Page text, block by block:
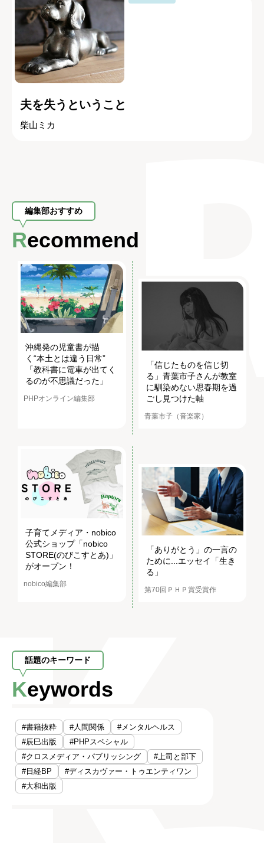
夫を失うということ
柴山ミカ
編集部おすすめ
Recommend
沖縄発の児童書が描
く“本土とは違う日常”
「教科書に電車が出てく
るのが不思議だった」
PHPオンライン編集部
「信じたものを信じ切
る」青葉市子さんが教室
に馴染めない思春期を過
ごし見つけた軸
青葉市子（音楽家）
子育てメディア・nobico
公式ショップ「nobico
STORE(のびこすとあ)」
がオープン！
nobico編集部
「ありがとう」の一言の
ために...エッセイ「生き
る」
第70回ＰＨＰ賞受賞作
話題のキーワード
Keywords
#書籍抜粋 #人間関係
#メンタルヘルス
#辰巳出版
#PHPスペシャル
#クロスメディア・パブリッシング
#上司と部下
#日経BP
#ディスカヴァー・トゥエンティワン
#大和出版